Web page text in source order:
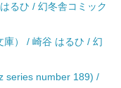
るひ / 幻冬舎コミック
庫） / 崎谷 はるひ / 幻
series number 189) /